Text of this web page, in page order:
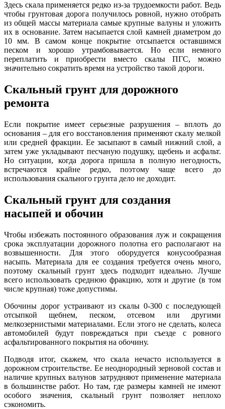
Здесь скала применяется редко из-за трудоемкости работ. Ведь
чтобы грунтовая дорога получилось ровной, нужно отобрать
из общей массы материала самые крупные валуны и уложить
их в основание. Затем насыпается слой камней диаметром до
10 мм. В самом конце покрытие отсыпается оставшимся
песком и хорошо утрамбовывается. Но если немного
переплатить и приобрести вместо скалы ПГС, можно
значительно сократить время на устройство такой дороги.
Скальный грунт для дорожного
ремонта
Если покрытие имеет серьезные разрушения – вплоть до
основания – для его восстановления применяют скалу мелкой
или средней фракции. Ее засыпают в самый нижний слой, а
затем уже укладывают песчаную подушку, щебень и асфальт.
Но ситуации, когда дорога пришла в полную негодность,
встречаются крайне редко, поэтому чаще всего до
использования скального грунта дело не доходит.
Скальный грунт для создания
насыпей и обочин
Чтобы избежать постоянного образования луж и сокращения
срока эксплуатации дорожного полотна его располагают на
возвышенности. Для этого оборудуется конусообразная
насыпь. Материала для ее создания требуется очень много,
поэтому скальный грунт здесь подходит идеально. Лучше
всего использовать среднюю фракцию, хотя и другие (в том
числе крупная) тоже допустимы.
Обочины дорог устраивают из скалы 0-300 с последующей
отсыпкой щебнем, песком, отсевом или другими
мелкозернистыми материалами. Если этого не сделать, колеса
автомобилей будут повреждаться при съезде с ровного
асфальтированного покрытия на обочину.
Подводя итог, скажем, что скала нечасто используется в
дорожном строительстве. Ее неоднородный зерновой состав и
наличие крупных валунов затрудняют применение материала
в большинстве работ. Но там, где размеры камней не имеют
особого значения, скальный грунт позволяет неплохо
сэкономить.